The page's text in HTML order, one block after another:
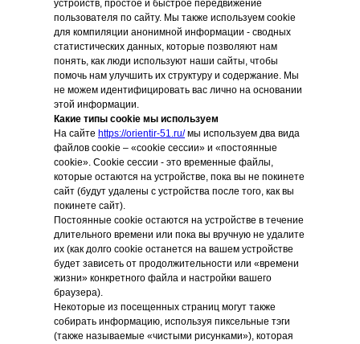
устройств, простое и быстрое передвижение
пользователя по сайту. Мы также используем cookie
для компиляции анонимной информации - сводных
статистических данных, которые позволяют нам
понять, как люди используют наши сайты, чтобы
помочь нам улучшить их структуру и содержание. Мы
не можем идентифицировать вас лично на основании
этой информации.
Какие типы cookie мы используем
На сайте https://orientir-51.ru/мы используем два вида
файлов cookie – «cookie сессии» и «постоянные
cookie». Cookie сессии - это временные файлы,
которые остаются на устройстве, пока вы не покинете
сайт (будут удалены с устройства после того, как вы
покинете сайт).
Постоянные cookie остаются на устройстве в течение
длительного времени или пока вы вручную не удалите
их (как долго cookie останется на вашем устройстве
будет зависеть от продолжительности или «времени
жизни» конкретного файла и настройки вашего
браузера).
Некоторые из посещенных страниц могут также
собирать информацию, используя пиксельные тэги
(также называемые «чистыми рисунками»), которая